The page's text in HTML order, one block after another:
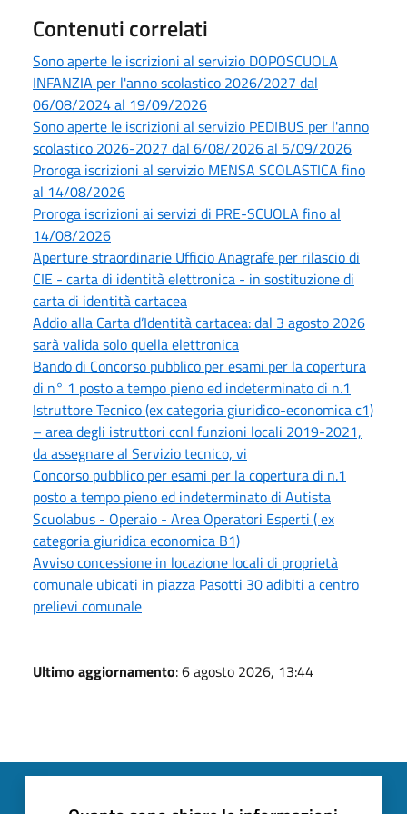
Contenuti correlati
Sono aperte le iscrizioni al servizio DOPOSCUOLA
INFANZIA per l'anno scolastico 2026/2027 dal
06/08/2024 al 19/09/2026
Sono aperte le iscrizioni al servizio PEDIBUS per l'anno
scolastico 2026-2027 dal 6/08/2026 al 5/09/2026
Proroga iscrizioni al servizio MENSA SCOLASTICA fino
al 14/08/2026
Proroga iscrizioni ai servizi di PRE-SCUOLA fino al
14/08/2026
Aperture straordinarie Ufficio Anagrafe per rilascio di
CIE - carta di identità elettronica - in sostituzione di
carta di identità cartacea
Addio alla Carta d’Identità cartacea: dal 3 agosto 2026
sarà valida solo quella elettronica
Bando di Concorso pubblico per esami per la copertura
di n° 1 posto a tempo pieno ed indeterminato di n.1
Istruttore Tecnico (ex categoria giuridico-economica c1)
– area degli istruttori ccnl funzioni locali 2019-2021,
da assegnare al Servizio tecnico, vi
Concorso pubblico per esami per la copertura di n.1
posto a tempo pieno ed indeterminato di Autista
Scuolabus - Operaio - Area Operatori Esperti ( ex
categoria giuridica economica B1)
Avviso concessione in locazione locali di proprietà
comunale ubicati in piazza Pasotti 30 adibiti a centro
prelievi comunale
Ultimo aggiornamento: 6 agosto 2026, 13:44